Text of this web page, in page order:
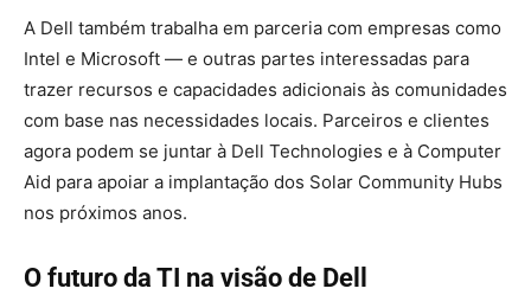
A Dell também trabalha em parceria com empresas como
Intel e Microsoft — e outras partes interessadas para
trazer recursos e capacidades adicionais às comunidades
com base nas necessidades locais. Parceiros e clientes
agora podem se juntar à Dell Technologies e à Computer
Aid para apoiar a implantação dos Solar Community Hubs
nos próximos anos.
O futuro da TI na visão de Dell